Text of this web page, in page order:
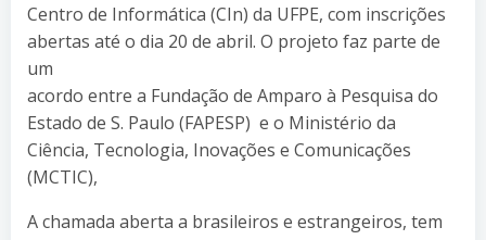
Centro de Informática (CIn) da UFPE, com inscrições
abertas até o dia 20 de abril. O projeto faz parte de
um
acordo entre a Fundação de Amparo à Pesquisa do
Estado de S. Paulo (FAPESP) e o Ministério da
Ciência, Tecnologia, Inovações e Comunicações
(MCTIC),
A chamada aberta a brasileiros e estrangeiros, tem